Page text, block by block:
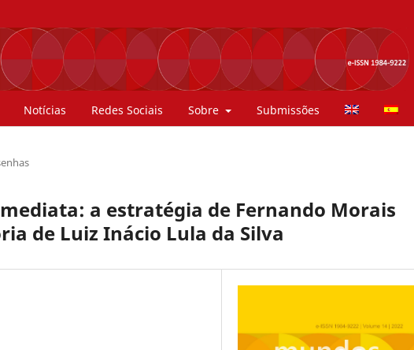
Notícias Redes Sociais Sobre Submissões
a estratégia de Fernando Morais
de Luiz Inácio Lula da Silva